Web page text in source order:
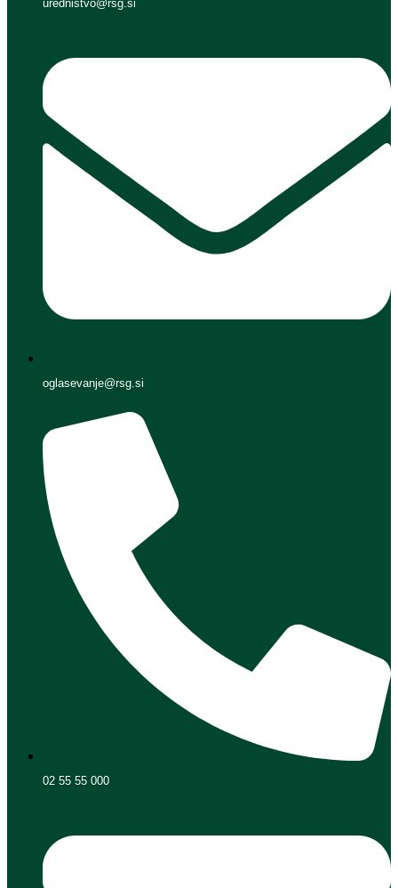
urednistvo@rsg.si
oglasevanje@rsg.si
02 55 55 000